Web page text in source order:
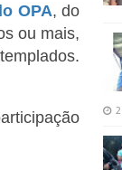
OPA, do
ou mais,